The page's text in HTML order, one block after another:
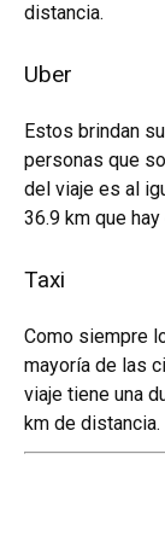
distancia.
Uber
Estos brindan
personas que
del viaje es al
36.9 km que
Taxi
Como siempre
mayoría de las
viaje tiene una
km de distancia.